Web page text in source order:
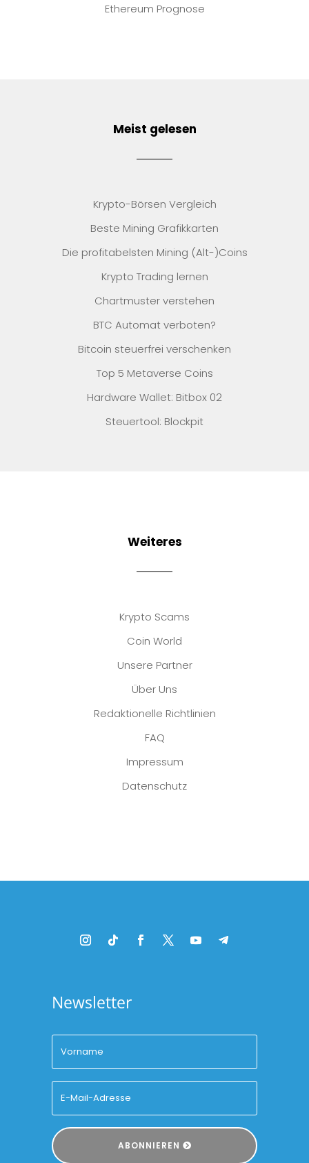
Ethereum Prognose
Meist gelesen
Krypto-Börsen Vergleich
Beste Mining Grafikkarten
Die profitabelsten Mining (Alt-)Coins
Krypto Trading lernen
Chartmuster verstehen
BTC Automat verboten?
Bitcoin steuerfrei verschenken
Top 5 Metaverse Coins
Hardware Wallet: Bitbox 02
Steuertool: Blockpit
Weiteres
Krypto Scams
Coin World
Unsere Partner
Über Uns
Redaktionelle Richtlinien
FAQ
Impressum
Datenschutz
Newsletter
ABONNIEREN